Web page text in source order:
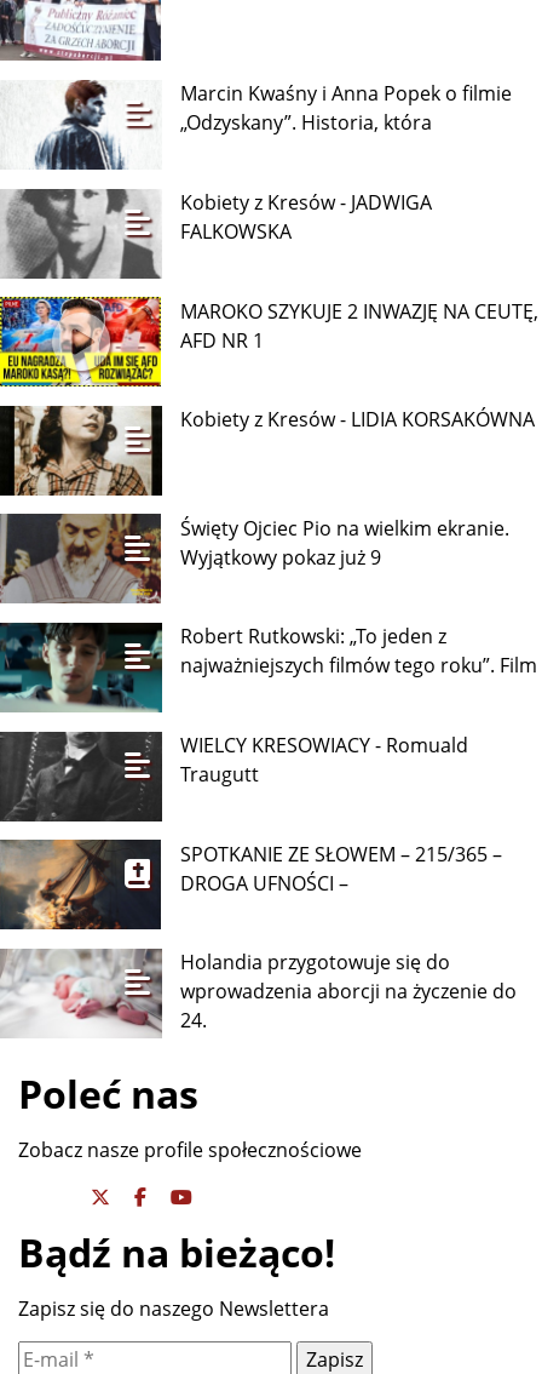
Marcin Kwaśny i Anna Popek o filmie
„Odzyskany”. Historia, która
Kobiety z Kresów - JADWIGA
FALKOWSKA
MAROKO SZYKUJE 2 INWAZJĘ NA CEUTĘ,
AFD NR 1
Kobiety z Kresów - LIDIA KORSAKÓWNA
Święty Ojciec Pio na wielkim ekranie.
Wyjątkowy pokaz już 9
Robert Rutkowski: „To jeden z
najważniejszych filmów tego roku”. Film
WIELCY KRESOWIACY - Romuald
Traugutt
SPOTKANIE ZE SŁOWEM – 215/365 –
DROGA UFNOŚCI –
Holandia przygotowuje się do
wprowadzenia aborcji na życzenie do
24.
Poleć nas
Zobacz nasze profile społecznościowe
Bądź na bieżąco!
Zapisz się do naszego Newslettera